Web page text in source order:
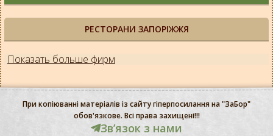
РЕСТОРАНИ ЗАПОРІЖЖЯ
Показать больше фирм
При копіюванні матеріалів із сайту гіперпосилання на "ЗаБор"
обов'язкове. Всі права захищені!!!
Звʼязок з нами